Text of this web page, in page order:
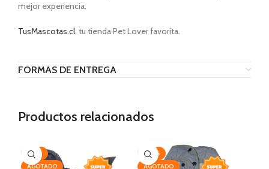
mejor experiencia.
TusMascotas.cl, tu tienda Pet Lover favorita.
FORMAS DE ENTREGA
Productos relacionados
-10%
AGOTADO
-20%
AGOTADO